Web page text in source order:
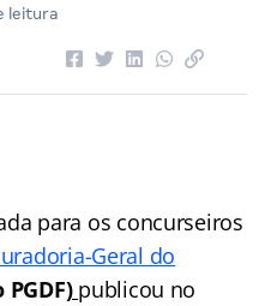
leitura
para os concurseiros
Geral do
) publicou no